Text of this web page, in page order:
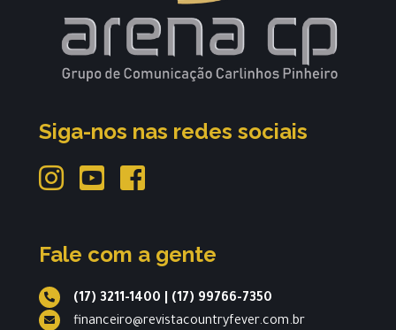
Siga-nos nas redes sociais
Fale com a gente
(17) 3211-1400
(17) 99766-7350
financeiro@revistacountryfever.com.br